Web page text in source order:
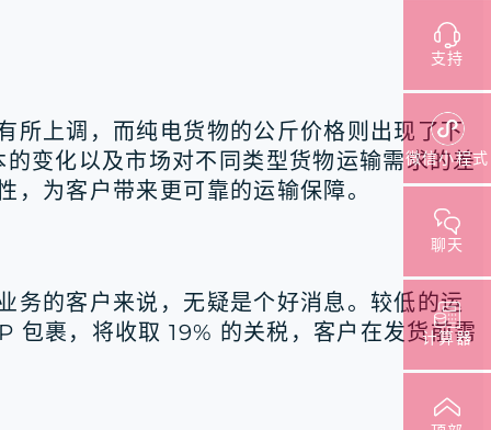
所上调，而纯电货物的公斤价格则出现了下
变化以及市场对不同类型货物运输需求的差
为客户带来更可靠的运输保障。
的客户来说，无疑是个好消息。较低的运
包裹，将收取 19% 的关税，客户在发货前需
支持
微信小程式
聊天
计算器